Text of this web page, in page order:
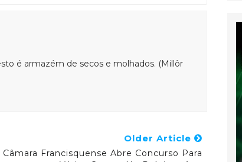
é armazém de secos e molhados. (Millôr
Older Article
Câmara Francisquense Abre Concurso Para